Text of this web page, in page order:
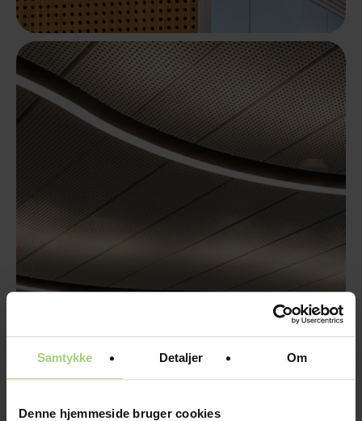
Samtykke Detaljer Om
Denne hjemmeside bruger cookies